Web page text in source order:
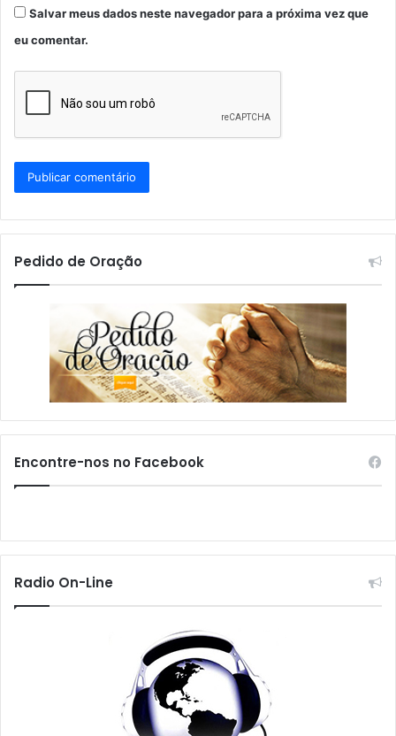
Salvar meus dados neste navegador para a próxima vez que
eu comentar.
Pedido de Oração
Encontre-nos no Facebook
Radio On-Line